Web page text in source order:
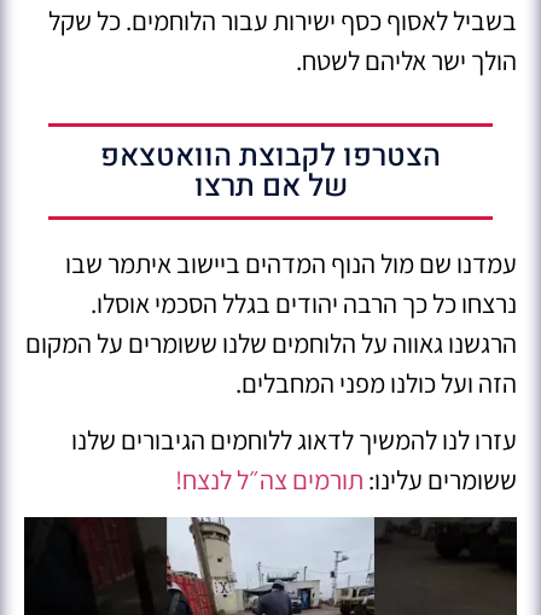
בשביל לאסוף כסף ישירות עבור הלוחמים. כל שקל
הולך ישר אליהם לשטח.
הצטרפו לקבוצת הוואטצאפ
של אם תרצו
עמדנו שם מול הנוף המדהים ביישוב איתמר שבו
נרצחו כל כך הרבה יהודים בגלל הסכמי אוסלו.
הרגשנו גאווה על הלוחמים שלנו ששומרים על המקום
הזה ועל כולנו מפני המחבלים.
עזרו לנו להמשיך לדאוג ללוחמים הגיבורים שלנו
ששומרים עלינו: תורמים צה״ל לנצח!